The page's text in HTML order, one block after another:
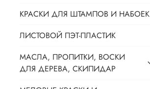
КРАСКИ ДЛЯ ШТАМПОВ И НАБОЕК
ЛИСТОВОЙ ПЭТ-ПЛАСТИК
МАСЛА, ПРОПИТКИ, ВОСКИ
ДЛЯ ДЕРЕВА, СКИПИДАР